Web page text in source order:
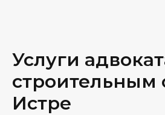
Услуги
строительным
Истре